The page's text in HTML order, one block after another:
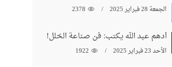
الجمعة 28 فبراير 2025 2378
أدهم عبد الله يكتب: فن صناعة الخلل!
الأحد 23 فبراير 2025 1922